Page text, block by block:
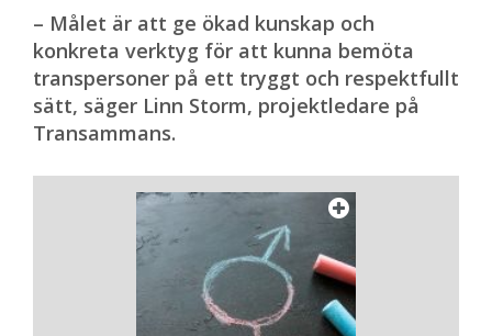
– Målet är att ge ökad kunskap och
konkreta verktyg för att kunna bemöta
transpersoner på ett tryggt och respektfullt
sätt, säger Linn Storm, projektledare på
Transammans.